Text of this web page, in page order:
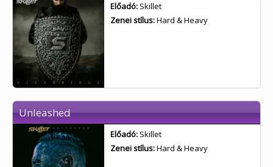
Előadó: Skillet
Zenei stílus:Hard & Heavy
Unleashed
Előadó: Skillet
Zenei stílus:Hard & Heavy